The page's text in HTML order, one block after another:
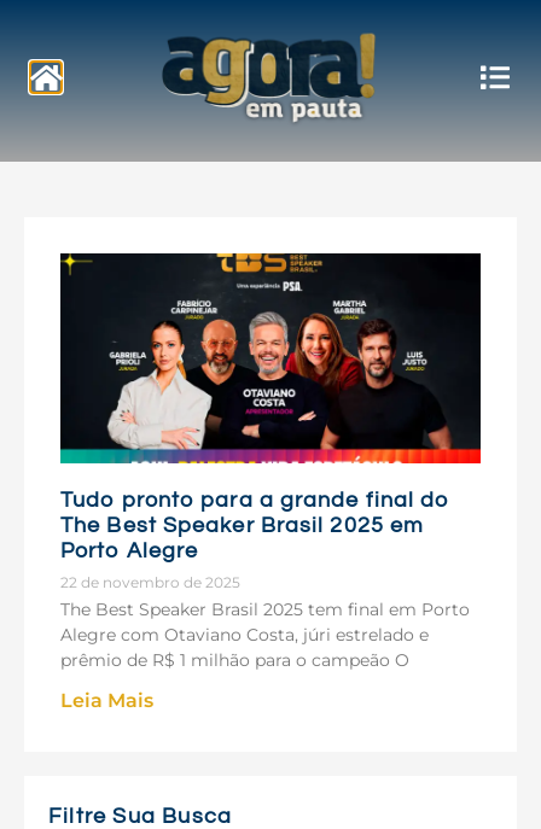
Notícias
Tudo pronto para a grande final do
The Best Speaker Brasil 2025 em
Porto Alegre
22 de novembro de 2025
The Best Speaker Brasil 2025 tem final em Porto
Alegre com Otaviano Costa, júri estrelado e
prêmio de R$ 1 milhão para o campeão O
Leia Mais
Filtre Sua Busca